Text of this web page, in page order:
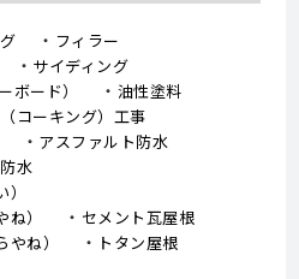
フィラー
サイディング
ボード）
油性塗料
コーキング）工事
アスファルト防水
水
）
セメント瓦屋根
ね）
トタン屋根